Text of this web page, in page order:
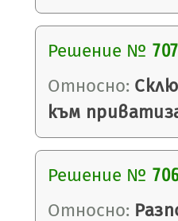
Решение №
Относно:
към
Решение №
Относно: